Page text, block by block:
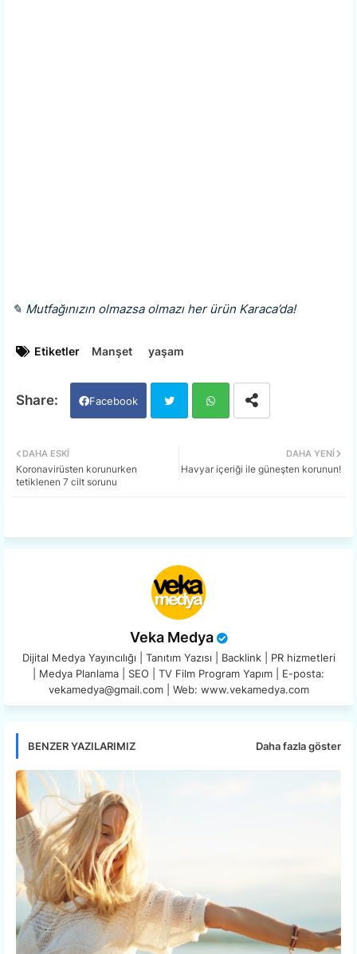
✎ Mutfağınızın olmazsa olmazı her ürün Karaca’da!
Etiketler Manşet yaşam
Facebook
ats
DAHA YENI
Havyar içeriği ile güneşten korunun!
DAHA ESKI
Koronavirüsten korunurken
tetiklenen 7 cilt sorunu
Veka Medya
Dijital Medya Yayıncılığı | Tanıtım Yazısı | Backlink | PR hizmetleri
| Medya Planlama | SEO | TV Film Program Yapım | E-posta:
vekamedya@gmail.com | Web: www.vekamedya.com
BENZER YAZILARIMIZ Daha fazla göster